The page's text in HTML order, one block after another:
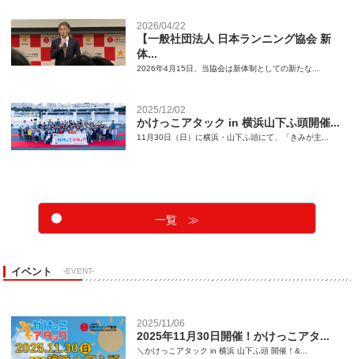
2026/04/22
【一般社団法人 日本ランニング協会 新
体...
2026年4月15日、当協会は新体制としての新たな...
2025/12/02
かけっこアタック in 横浜山下ふ頭開催...
11月30日（日）に横浜・山下ふ頭にて、「きみが主...
一覧 ≫
イベント -EVENT-
2025/11/06
2025年11月30日開催！かけっこアタ...
＼かけっこアタック in 横浜 山下ふ頭 開催！&...